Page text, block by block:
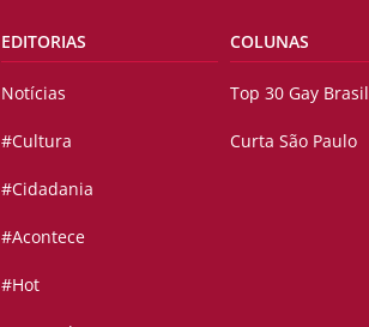
EDITORIAS
Notícias
#Cultura
#Cidadania
#Acontece
#Hot
COLUNAS
Top 30 Gay Brasil
Curta São Paulo